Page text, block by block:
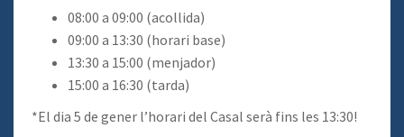
08:00 a 09:00 (acollida)
09:00 a 13:30 (horari base)
13:30 a 15:00 (menjador)
15:00 a 16:30 (tarda)
*El dia 5 de gener l’horari del Casal serà fins les 13:30!